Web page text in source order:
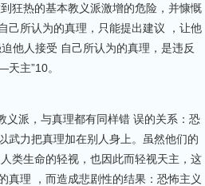
狂热的基本教义派激增的危险，并慷慨
己所认为的真理，只能提出建议 ，让他
他人接受 自己所认为的真理，是违反
主”10。
派，与真理都有同样错 误的关系：恐
武力把真理加在别人身上。虽然他们的
类生命的轻视，也因此而轻视天主，这
真理 ，而造成悲剧性的结果：恐怖主义